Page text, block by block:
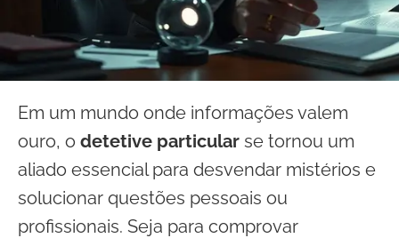
Em um mundo onde informações valem
ouro, o detetive particular se tornou um
aliado essencial para desvendar mistérios e
solucionar questões pessoais ou
profissionais. Seja para comprovar